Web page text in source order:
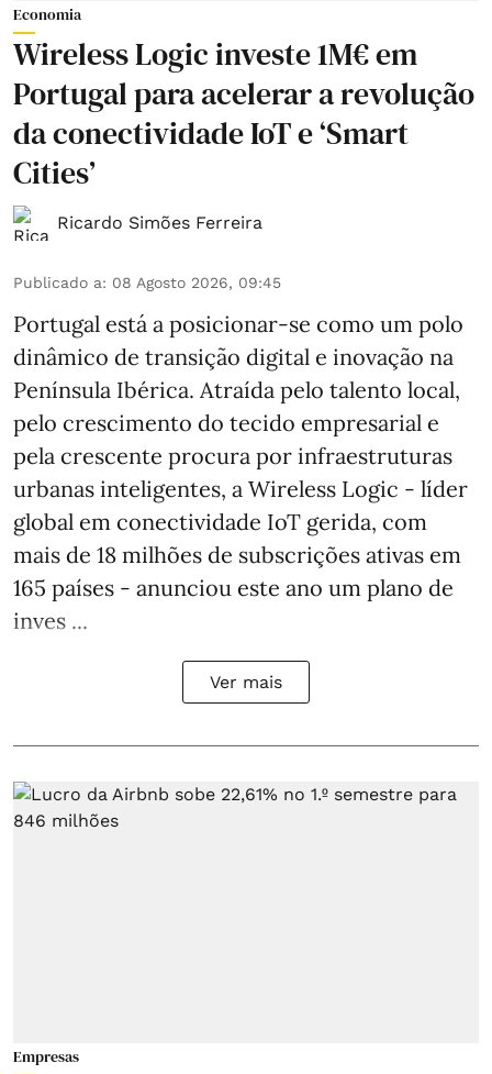
Economia
Wireless Logic investe 1M€ em
Portugal para acelerar a revolução
da conectividade IoT e ‘Smart
Cities’
Ricardo Simões Ferreira
Publicado a: 08 Agosto 2026, 09:45
Portugal está a posicionar-se como um polo
dinâmico de transição digital e inovação na
Península Ibérica. Atraída pelo talento local,
pelo crescimento do tecido empresarial e
pela crescente procura por infraestruturas
urbanas inteligentes, a Wireless Logic - líder
global em conectividade IoT gerida, com
mais de 18 milhões de subscrições ativas em
165 países - anunciou este ano um plano de
inves ...
Ver mais
Empresas